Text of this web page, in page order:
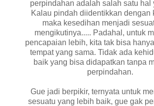
perpindahan adalah salah satu hal
Kalau pindah diidentikkan dengan
maka kesedihan menjadi
mengikutinya..... Padahal, untuk
pencapaian lebih, kita tak bisa
tempat yang sama. Tidak ada
baik yang bisa didapatkan tanpa
perpindahan.
Gue jadi berpikir, ternyata untuk
sesuatu yang lebih baik, gue gak